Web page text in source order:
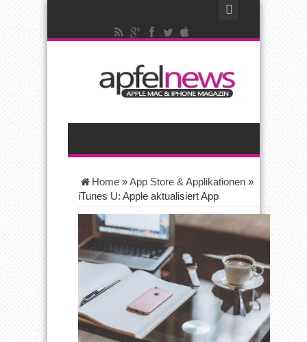
Home »App Store & Applikationen »
iTunes U: Apple aktualisiert App